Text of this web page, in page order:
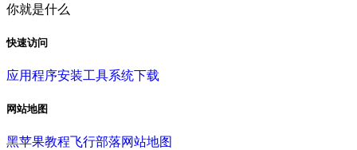
你就是什么
快速访问
应用程序安装工具系统下载
网站地图
黑苹果教程飞行部落网站地图